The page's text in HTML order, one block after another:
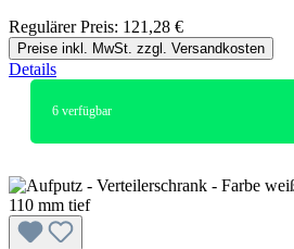
Regulärer Preis: 121,28 €
Preise inkl. MwSt. zzgl. Versandkosten
Details
6 verfügbar